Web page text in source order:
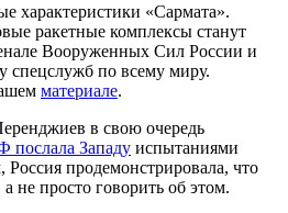
характеристики «Сармата».
ракетные комплексы станут
Вооруженных Сил России и
спецслужб по всему миру.
материале.
в свою очередь
послала Западу испытаниями
Россия продемонстрировала, что
не просто говорить об этом.